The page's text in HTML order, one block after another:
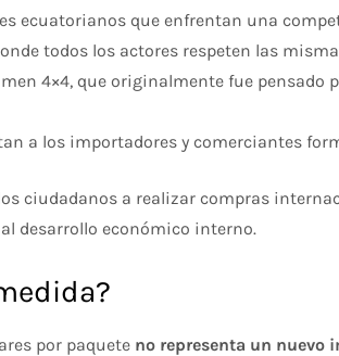
ecuatorianos que enfrentan una
todos los actores respeten las
4×4, que originalmente fue pensado
a los importadores y comerciantes
ciudadanos a realizar compras
desarrollo económico interno.
por paquete no representa un nuevo